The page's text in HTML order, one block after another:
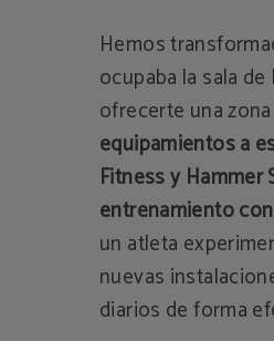
Hemos
ocupaba la sala
ofrecerte una
equipamientos a
Fitness y Hammer
entrenamiento
un atleta
nuevas
diarios de forma